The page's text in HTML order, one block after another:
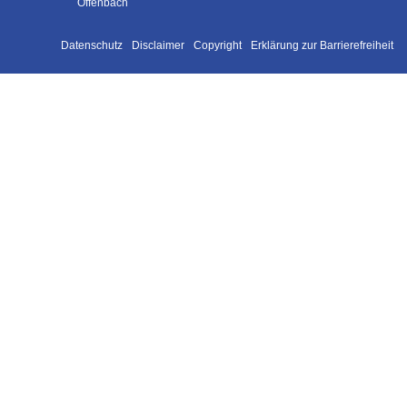
Offenbach
Datenschutz Disclaimer Copyright Erklärung zur Barrierefreiheit